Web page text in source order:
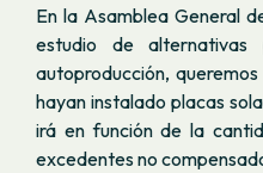
En la Asamblea General
estudio de
autoproducción,
hayan instalado placas
irá en función de la
excedentes no